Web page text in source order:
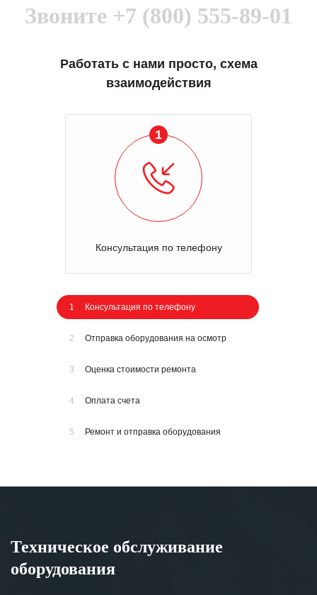
Звоните +7 (800) 555-89-01
Работать с нами просто, схема
взаимодействия
1
Консультация по телефону
1 Консультация по телефону
2 Отправка оборудования на осмотр
3 Оценка стоимости ремонта
4 Оплата счета
5 Ремонт и отправка оборудования
Техническое обслуживание
оборудования